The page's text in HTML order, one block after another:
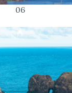
06